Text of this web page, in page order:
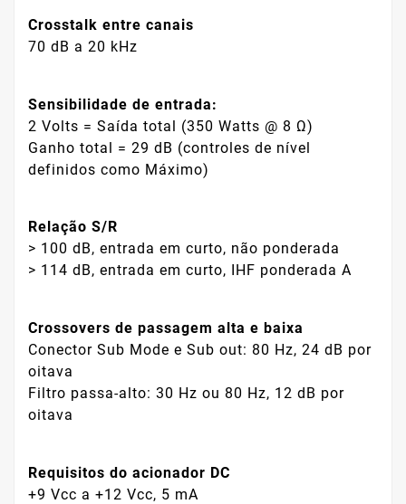
Crosstalk entre canais
70 dB a 20 kHz
Sensibilidade de entrada:
2 Volts = Saída total (350 Watts @ 8 Ω)
Ganho total = 29 dB (controles de nível
definidos como Máximo)
Relação S/R
> 100 dB, entrada em curto, não ponderada
> 114 dB, entrada em curto, IHF ponderada A
Crossovers de passagem alta e baixa
Conector Sub Mode e Sub out: 80 Hz, 24 dB por
oitava
Filtro passa-alto: 30 Hz ou 80 Hz, 12 dB por
oitava
Requisitos do acionador DC
+9 Vcc a +12 Vcc, 5 mA